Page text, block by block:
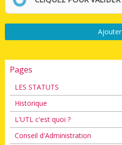
Ajouter
Pages
LES STATUTS
Historique
L'UTL c'est quoi ?
Conseil d'Administration